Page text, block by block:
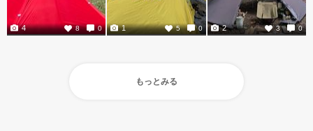
8 0
4 5 0
1 3 0
2
もっとみる